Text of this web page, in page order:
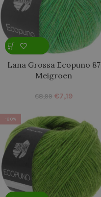
Lana Grossa Ecopuno 87
Meigroen
€8,99 €7,19
-20%